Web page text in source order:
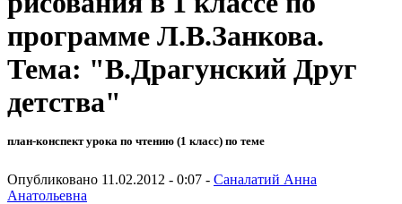
программе Л.В.Занкова.
Тема: "В.Драгунский Друг
детства"
план-конспект урока по чтению (1 класс) по теме
Опубликовано 11.02.2012 - 0:07 - Саналатий Анна
Анатольевна